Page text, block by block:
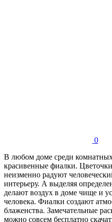
0
В любом доме среди
красивенные фиалки.
неизменно радуют
интерьеру. А выделяя
делают воздух в доме чище и
человека. Фиалки создают
блаженства. Замечательные
можно совсем бесплатно